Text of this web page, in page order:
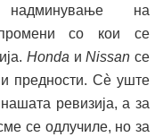
на
промени со кои се
Honda и Nissan се
предности. Сè уште
ревизија, а за
се одлучиле, но за